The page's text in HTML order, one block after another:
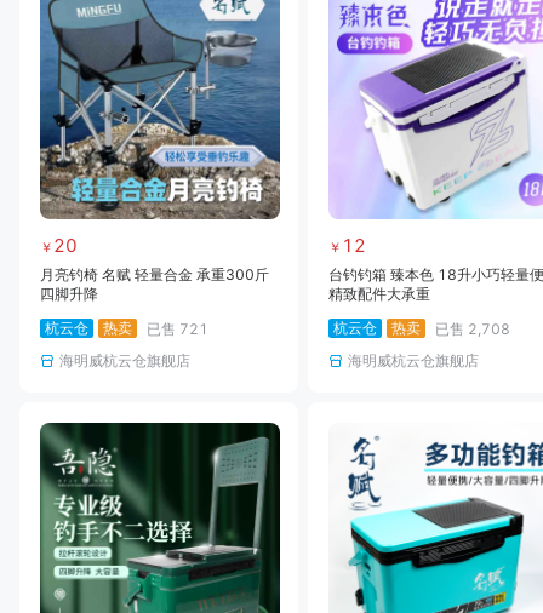
黑坑饵料 马口竿 路亚竿 雷强竿
路亚装备 海钓竿 海钓轮 海钓线
￥ 20
月亮钓椅 名赋 轻量合金 承重300斤
四脚升降
杭云仓
热卖 已售 721
海明威杭云仓旗舰店
￥ 12
台钓钓箱 臻本色 18升小巧轻量
精致配件大承重
杭云仓
热卖 已售 2,708
海明威杭云仓旗舰店